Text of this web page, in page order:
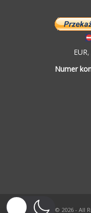
EUR,
Numer
© 2026 - All